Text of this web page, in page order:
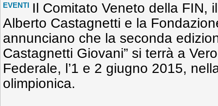
EVENTI Il Comitato Veneto della FIN,
Alberto Castagnetti e la
annunciano che la seconda
Castagnetti Giovani” si terrà a
Federale, l’1 e 2 giugno 2015,
olimpionica.